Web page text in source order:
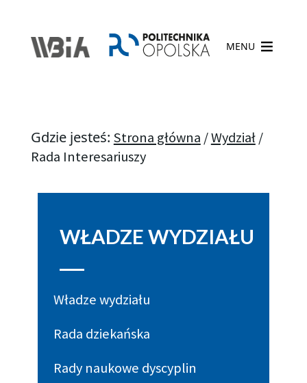
MENU
Gdzie jesteś: Strona główna /Wydział/
Rada Interesariuszy
WŁADZE WYDZIAŁU
Władze wydziału
Rada dziekańska
Rady naukowe dyscyplin